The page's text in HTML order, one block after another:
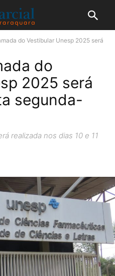
do Vestibular Unesp 2025 será
do
2025 será
segunda-
realizada nos dias 10 e 11